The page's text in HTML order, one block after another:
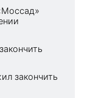
закончить